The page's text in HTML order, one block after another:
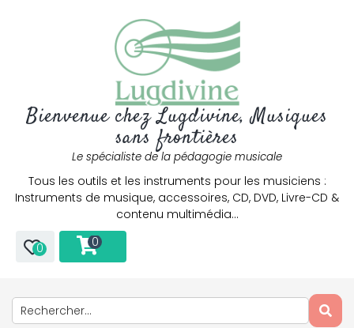
Bienvenue chez Lugdivine, Musiques
sans frontières
Le spécialiste de la pédagogie musicale
Tous les outils et les instruments pour les musiciens :
Instruments de musique, accessoires, CD, DVD, Livre-CD &
contenu multimédia…
0 0